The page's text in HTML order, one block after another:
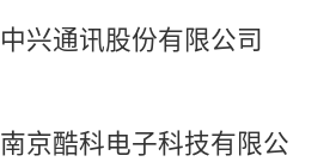
兴通讯股份有限公司
京酷科电子科技有限公